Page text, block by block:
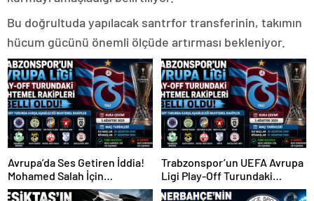
Bu doğrultuda yapılacak santrfor transferinin, takımın
hücum gücünü önemli ölçüde artırması bekleniyor.
Avrupa’da Ses Getiren İddia!
Mohamed Salah İçin
Trabzonspor Sürprizi
Trabzonspor’un UEFA Avrupa
Ligi Play-Off Turundaki
Muhtemel Rakipleri Belli